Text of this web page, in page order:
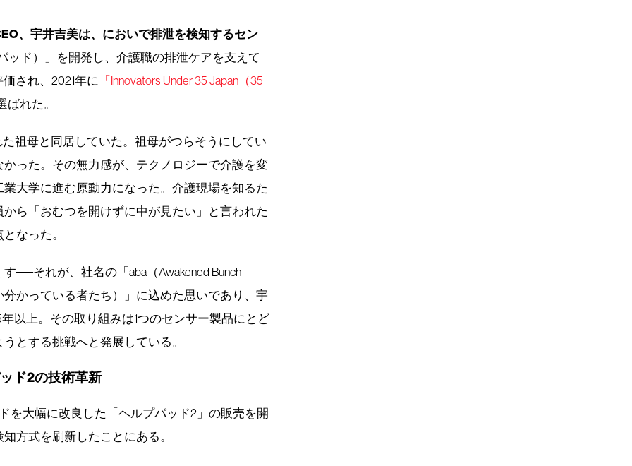
、宇井吉美は、においで排泄を検知するセン
ッド）」を開発し、介護職の排泄ケアを支えて
され、2021年に 「Innovators Under 35 Japan（35
ばれた。
祖母と同居していた。祖母がつらそうにしてい
った。その無力感が、テクノロジーで介護を変
大学に進む原動力になった。介護現場を知るた
ら「おむつを開けずに中が見たい」と言われた
なった。
──それが、社名の「aba（Awakened Bunch
かっている者たち）」に込めた思いであり、宇
以上。その取り組みは1つのセンサー製品にとど
とする挑戦へと発展している。
ド2の技術革新
を大幅に改良した「ヘルプパッド2」の販売を開
方式を刷新したことにある。